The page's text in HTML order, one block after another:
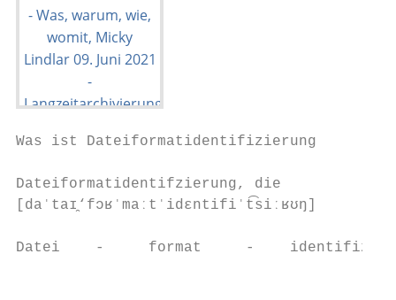
Was ist Dateiformatidentifizierung
Dateiformatidentifzierung, die
[daˈtaɪ̯‘fɔʁˈmaːtˈidɛntifiˈt͡siːʁʊŋ]
Datei    -     format     -